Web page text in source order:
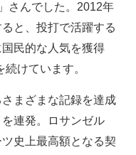
さんでした。2012年
と、投打で活躍する
国民的な人気を獲得
けています。
まざまな記録を達成
連発。ロサンゼル
史上最高額となる契